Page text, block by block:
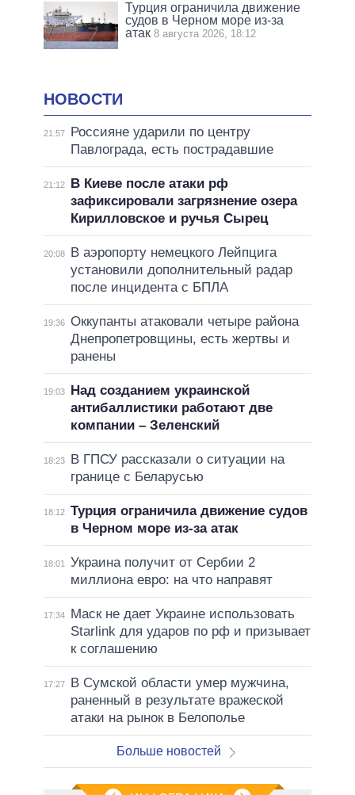
Турция ограничила движение
судов в Черном море из-за
атак 8 августа 2026, 18:12
НОВОСТИ
21:57
Россияне ударили по центру
Павлограда, есть пострадавшие
21:12
В Киеве после атаки рф
зафиксировали загрязнение озера
Кирилловское и ручья Сырец
20:08
В аэропорту немецкого Лейпцига
установили дополнительный радар
после инцидента с БПЛА
19:36 Оккупанты атаковали четыре района
Днепропетровщины, есть жертвы и
ранены
19:03
Над созданием украинской
антибаллистики работают две
компании – Зеленский
18:23
В ГПСУ рассказали о ситуации на
границе с Беларусью
18:12 Турция ограничила движение судов
в Черном море из-за атак
18:01
Украина получит от Сербии 2
миллиона евро: на что направят
17:34
Маск не дает Украине использовать
Starlink для ударов по рф и призывает
к соглашению
17:27
В Сумской области умер мужчина,
раненный в результате вражеской
атаки на рынок в Белополье
Больше новостей